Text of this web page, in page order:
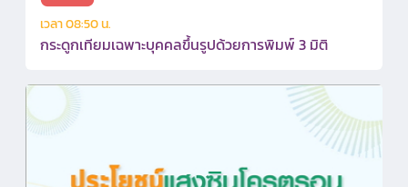
เวลา 08:50 น.
กระดูกเทียมเฉพาะบุคคลขึ้นรูปด้วยการพิมพ์ 3 มิติ